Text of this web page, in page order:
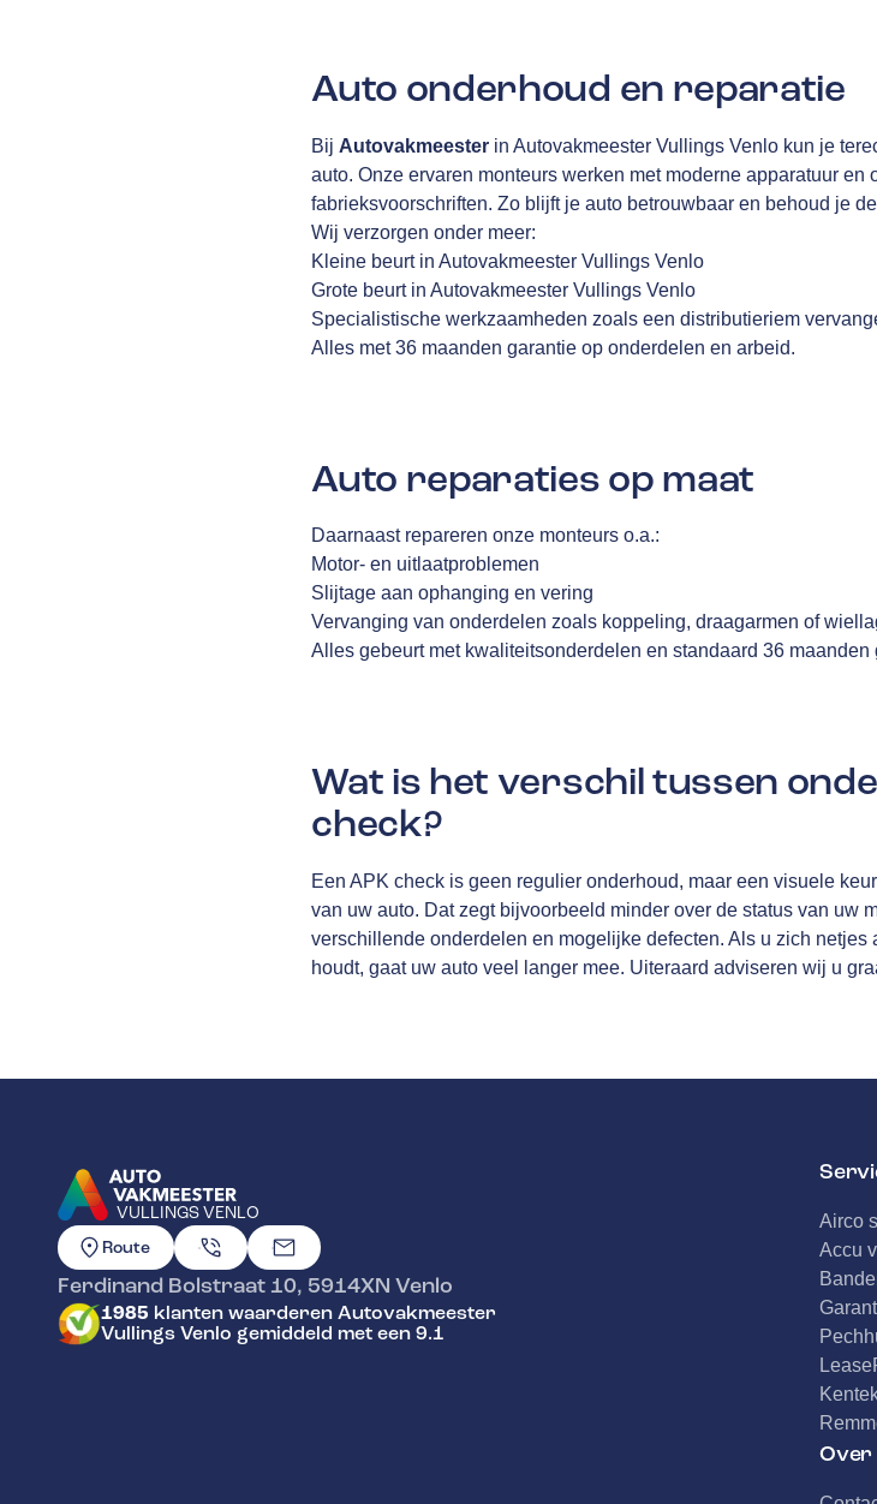
Auto onderhoud en reparatie
Bij Autovakmeester in Autovakmeester Vullings Venlo kun je
auto. Onze ervaren monteurs werken met moderne apparatuur
fabrieksvoorschriften. Zo blijft je auto betrouwbaar en behoud je
Wij verzorgen onder meer:
Kleine beurt in Autovakmeester Vullings Venlo
Grote beurt in Autovakmeester Vullings Venlo
Specialistische werkzaamheden zoals een distributieriem
Alles met 36 maanden garantie op onderdelen en arbeid.
Auto reparaties op maat
Daarnaast repareren onze monteurs o.a.:
Motor- en uitlaatproblemen
Slijtage aan ophanging en vering
Vervanging van onderdelen zoals koppeling, draagarmen of
Alles gebeurt met kwaliteitsonderdelen en standaard 36
Wat is het verschil tussen
check?
Een APK check is geen regulier onderhoud, maar een visuele
van uw auto. Dat zegt bijvoorbeeld minder over de status van uw
verschillende onderdelen en mogelijke defecten. Als u zich
houdt, gaat uw auto veel langer mee. Uiteraard adviseren wij u
VULLINGS VENLO
GA NAAR DE HOMEPAGINA
Route
Ferdinand Bolstraat 10, 5914XN Venlo
1985 klanten waarderen Autovakmeester
Vullings Venlo gemiddeld met een 9.1
Airco
Accu
Over